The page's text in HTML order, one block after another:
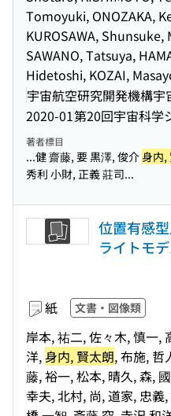
Tomoyuki, ONOZAKA,
KUROSAWA,
SAWANO, Tatsuya,
Hidetoshi, KOZAI,
宇宙航空研究開発機構宇
2020-01第20回宇宙科学
著者標目
...健 齋藤, 要 黒澤, 俊介身内,
秀利 小財, 正義 莊司...
位置有感
ライトモ
紙 文書・図像類
岸本, 祐二, 佐々木, 慎一,
洋, 身内, 賢太朗, 布施, 哲
藤, 裕一, 松本, 晴久, 森,
幸夫, 北村, 尚, 道家, 忠義